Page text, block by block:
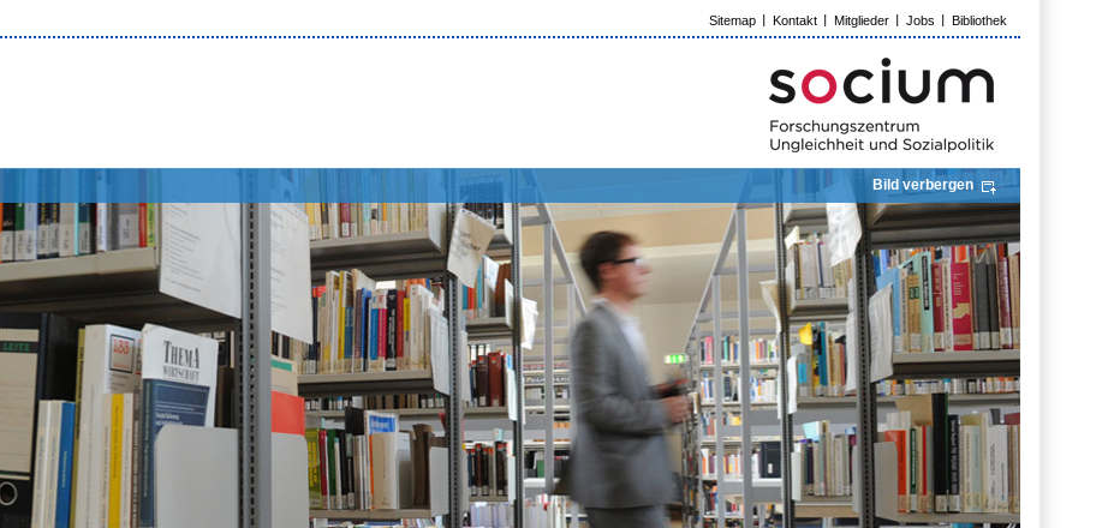
Sitemap Kontakt Mitglieder Jobs Bibliothek
Bild verbergen